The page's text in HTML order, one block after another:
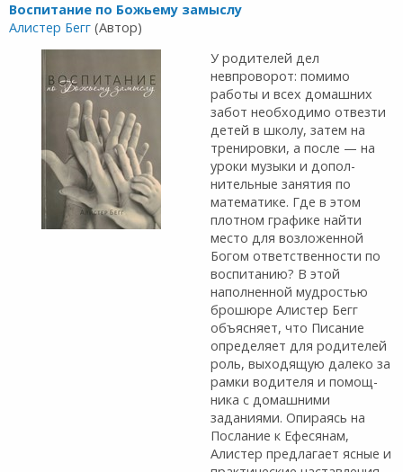
Воспитание по Божьему замыслу
Алистер Бегг (Автор)
У родителей дел
невпроворот: помимо
работы и всех домашних
забот необходимо отвезти
детей в школу, за­тем на
тренировки, а после — на
уроки музыки и допол­
нительные занятия по
математике. Где в этом
плотном графике найти
место для возложенной
Богом ответ­ственности по
воспитанию? В этой
наполненной мудростью
брошюре Алистер Бегг
объясняет, что Писание
определяет для родителей
роль, выходящую далеко за
рамки водителя и помощ­
ника с домашними
заданиями. Опираясь на
Послание к Ефесянам,
Алистер предлагает ясные и